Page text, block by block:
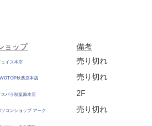
ョップ
備考
ェイス本店
売り切れ
秋葉原本店
売り切れ
スパラ秋葉原本店
2F
ソコンショップ アーク
売り切れ